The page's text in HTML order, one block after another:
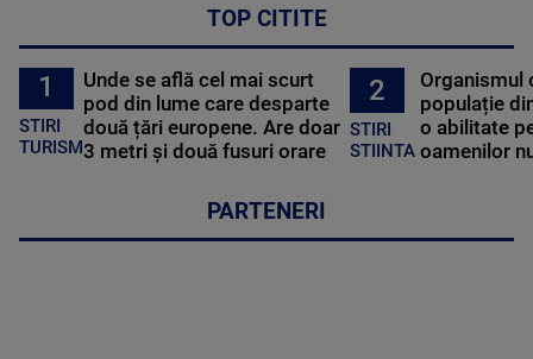
TOP CITITE
1
STIRI
TURISM
Unde se află cel mai scurt
pod din lume care desparte
două țări europene. Are doar
3 metri și două fusuri orare
2
STIRI
STIINTA
Organismul
populație
o abilitate
oamenilor
PARTENERI